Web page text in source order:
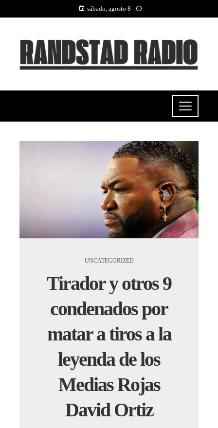
sábado, agosto 8
UNCATEGORIZED
Tirador y otros 9
condenados por
matar a tiros a la
leyenda de los
Medias Rojas
David Ortiz